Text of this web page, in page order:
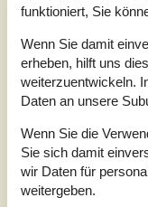
Unsere
5
4
3
2
1
funktioniert, Sie
Wenn Sie damit
erheben, hilft uns
weiterzuentwickeln.
Daten an unsere
Wenn Sie die
Sie sich damit
wir Daten für
weitergeben.